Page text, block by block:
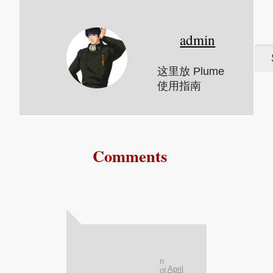
admin
这里放 Plume
使用指南
Comments
n
otApril